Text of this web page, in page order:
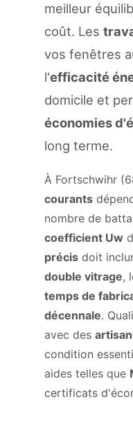
meilleur
coût. Les
vos fenêtres
l'efficacité
domicile et
économies
long terme.
À Fortschwihr
courants
nombre de
coefficient Uw
précis doit
double vitrage,
temps de
décennale.
avec des
condition
aides telles que
certificats